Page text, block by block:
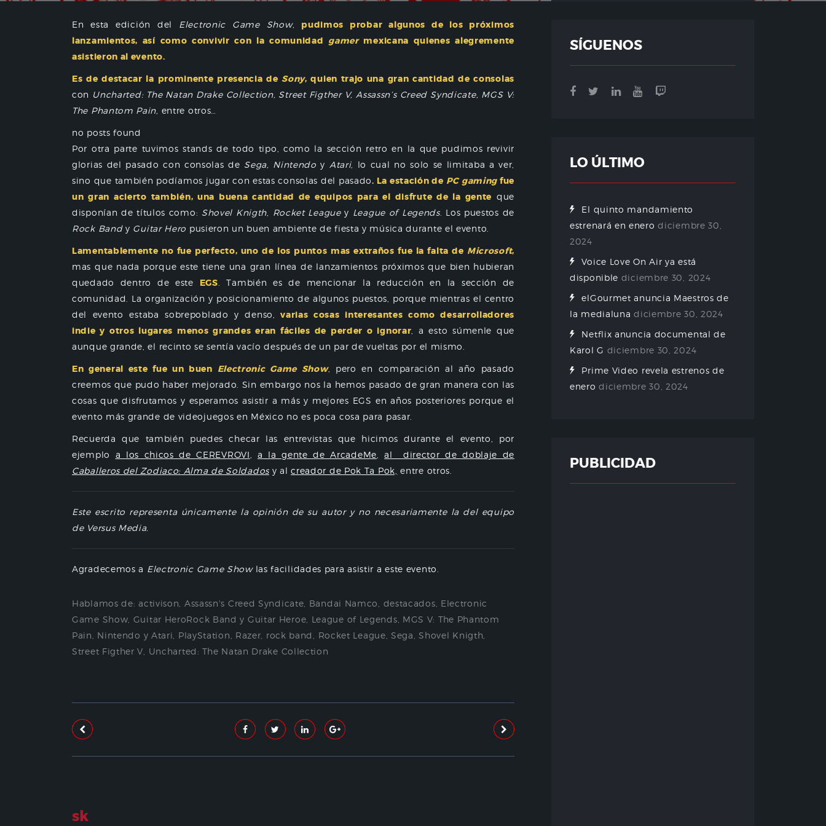
En esta edición del Electronic Game Show, pudimos probar algunos de los próximos
lanzamientos, así como convivir con la comunidad gamermexicana quienes alegremente
asistieron al evento.
Es de destacar la prominente presencia deSony, quien trajo una gran cantidad de consolas
con Uncharted: The Natan Drake Collection, Street Figther V, Assassn’s Creed Syndicate, MGS V:
The Phantom Pain, entre otros…
no posts found
Por otra parte tuvimos stands de todo tipo, como la sección retro en la que pudimos revivir
glorias del pasado con consolas de Sega, Nintendo y Atari, lo cual no solo se limitaba a ver,
sino que también podíamos jugar con estas consolas del pasado. La estación de PC gaming fue
un gran acierto también, una buena cantidad de equipos para el disfrute de la gente que
disponían de títulos como: Shovel Knigth Rocket Leaguey League of Legends. Los puestos de
Rock Bandy Guitar Hero pusieron un buen ambiente de fiesta y música durante el evento.
Lamentablemente no fue perfecto, uno de los puntos mas extraños fue la falta de Microsoft,
mas que nada porque este tiene una gran línea de lanzamientos próximos que bien hubieran
quedado dentro de este EGS . También es de mencionar la reducción en la sección de
comunidad. La organización y posicionamiento de algunos puestos, porque mientras el centro
del evento estaba sobrepoblado y denso,
varias cosas interesantes como desarrolladores
indie y otros lugares menos grandes eran fáciles de perder o ignorar , a esto súmenle que
aunque grande, el recinto se sentía vacío después de un par de vueltas por el mismo.
En general este fue un buen Electronic Game Show, pero en comparación al año pasado
creemos que pudo haber mejorado. Sin embargo nos la hemos pasado de gran manera con las
cosas que disfrutamos y esperamos asistir a más y mejores EGS en años posteriores porque el
evento más grande de videojuegos en México no es poca cosa para pasar.
Recuerda que también puedes checar las entrevistas que hicimos durante el evento, por
ejemplo a los chicos de CEREVROVI a la gente de ArcadeMe ,al director de doblaje de
Caballeros del Zodiaco: Alma de Soldados y alcreador de Pok Ta Pok, entre otros.
Este escrito representa únicamente la opinión de su autor y no necesariamente la del equipo
de Versus Media.
Agradecemos a Electronic Game Showlas facilidades para asistir a este evento.
Hablamos de:activison Assassn's Creed Syndicate Bandai Namco destacados Electronic
Game Show Guitar HeroRock Band y Guitar Heroe League of Legends MGS V: The Phantom
Pain
Nintendo y Atari PlayStation Razer rock band Rocket League ,Sega ,Shovel Knigth
Street Figther V
Uncharted: The Natan Drake Collection
sk
SÍGUENOS
LO ÚLTIMO
El quinto mandamiento
estrenará en enero diciembre 30,
2024
Voice Love On Air ya está
disponible diciembre 30, 2024
elGourmet anuncia Maestros de
la medialuna diciembre 30, 2024
Netflix anuncia documental de
Karol G diciembre 30, 2024
Prime Video revela estrenos de
enero diciembre 30, 2024
PUBLICIDAD